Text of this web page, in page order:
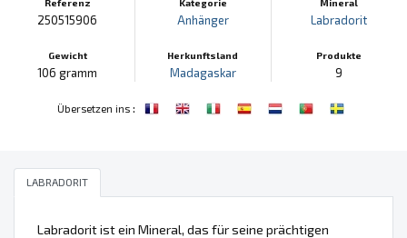
Referenz
250515906
Gewicht
106 gramm
Kategorie
Anhänger
Herkunftsland
Madagaskar
Mineral
Labradorit
Produkte
9
Übersetzen ins:
LABRADORIT
Labradorit ist ein Mineral, das für seine prächtigen